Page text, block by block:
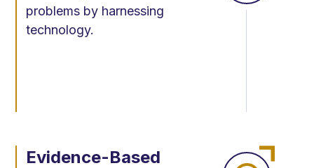
problems by harnessing
technology.
Evidence-Based